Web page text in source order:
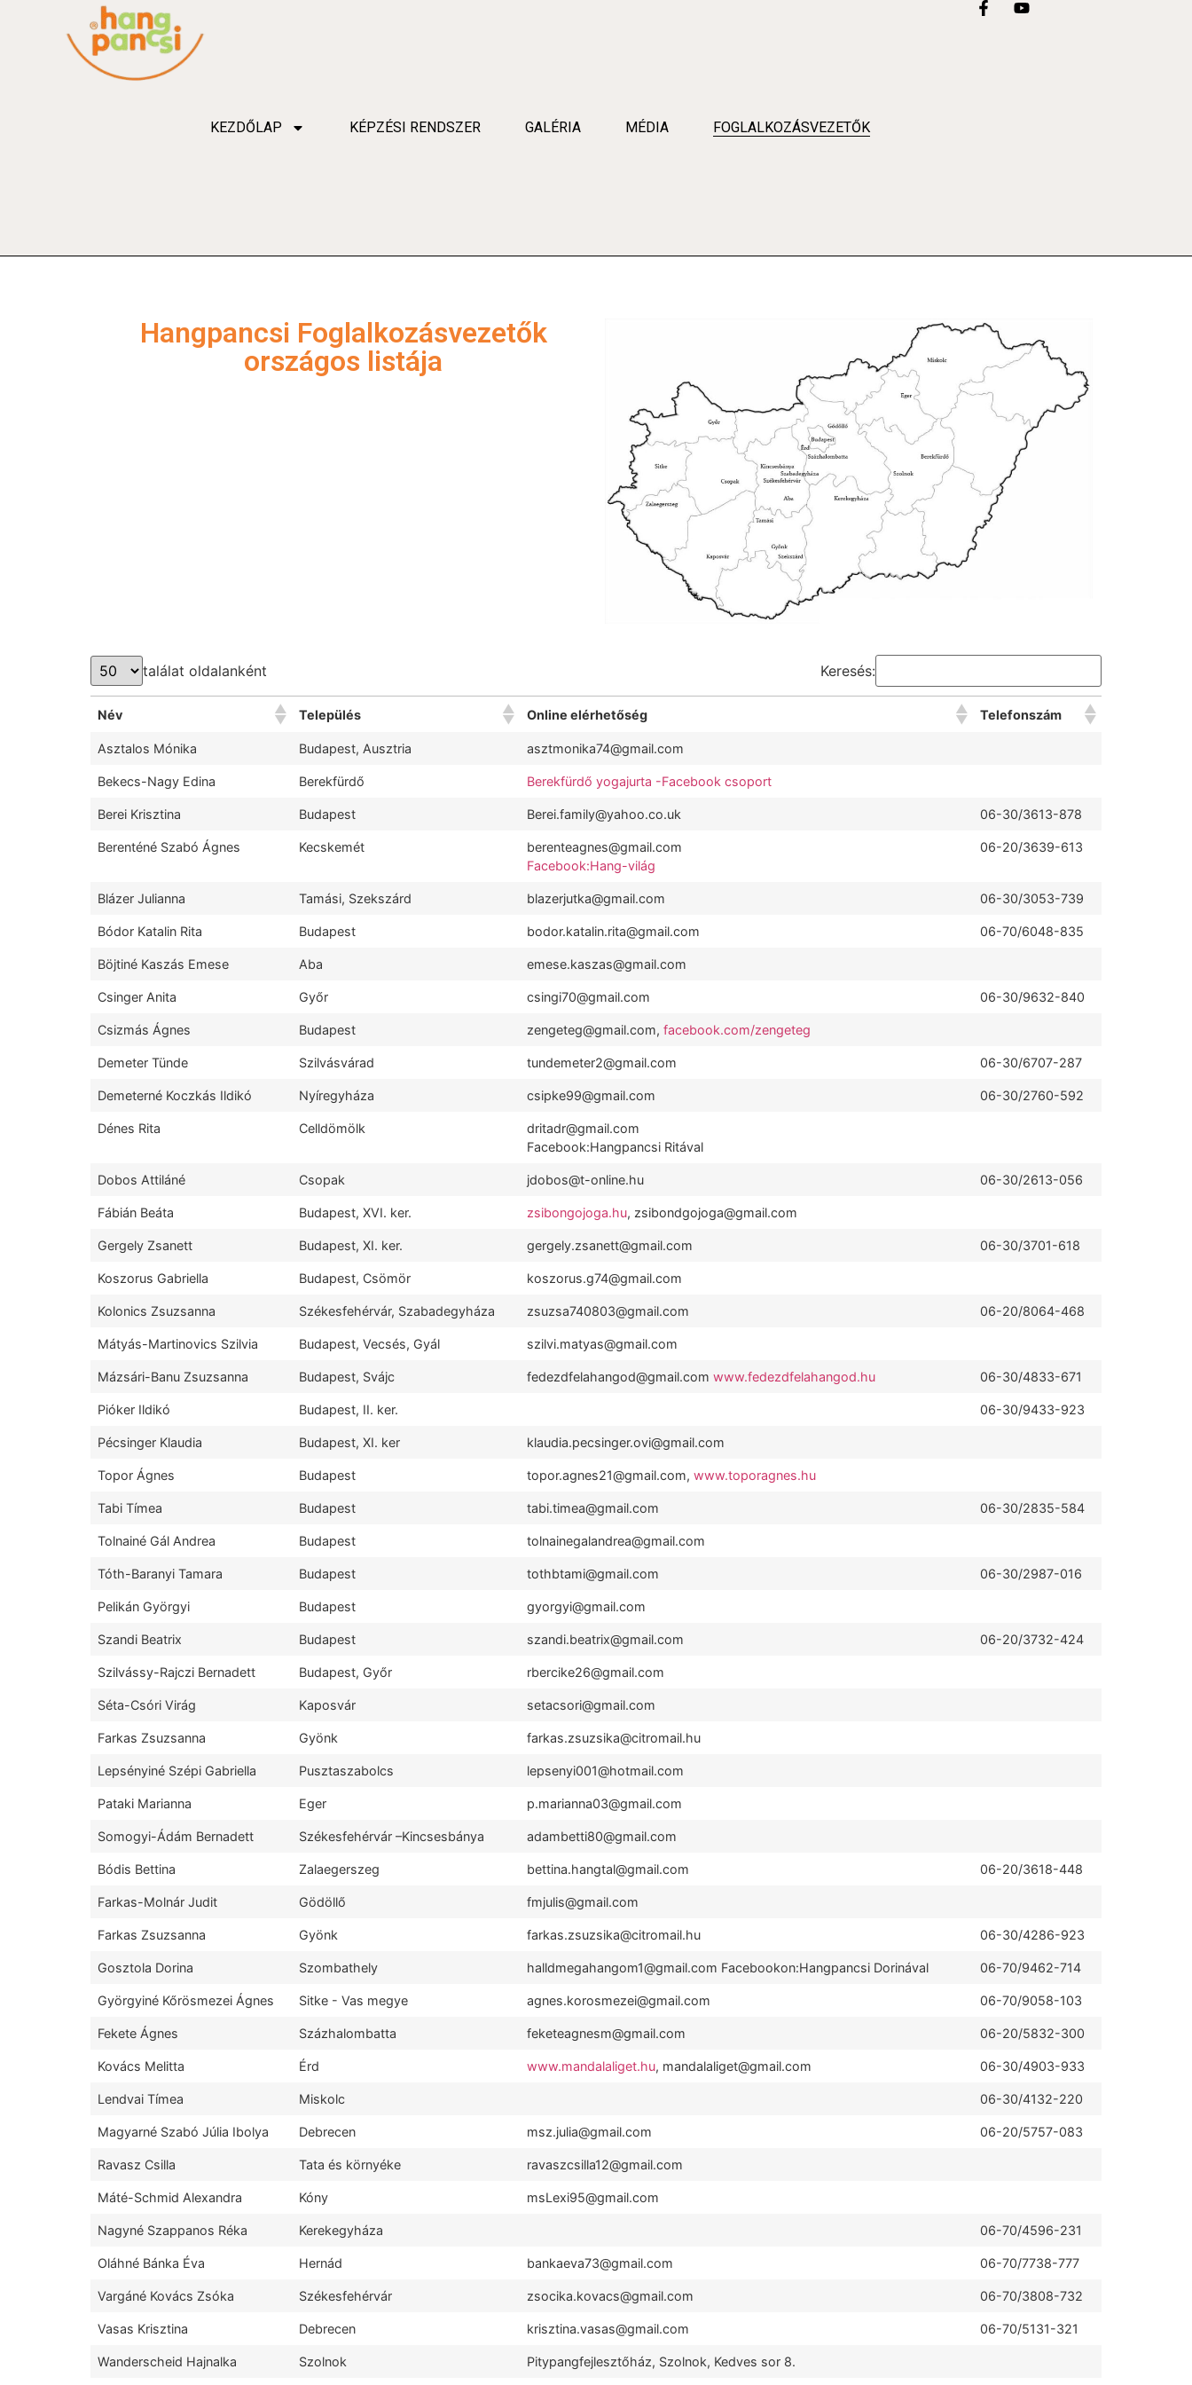
KEZDŐLAP KÉPZÉSI RENDSZER GALÉRIA MÉDIA FOGLALKOZÁSVEZETŐK
Hangpancsi Foglalkozásvezetők
országos listája
találat oldalanként Keresés:
Név Település Online elérhetőség Telefonszám
Asztalos Mónika Budapest, Ausztria asztmonika74@gmail.com
Bekecs-Nagy Edina Berekfürdő Berekfürdő yogajurta -Facebook csoport
Berei Krisztina Budapest Berei.family@yahoo.co.uk 06-30/3613-878
Berenténé Szabó Ágnes Kecskemét
berenteagnes@gmail.com
Facebook:Hang-világ
06-20/3639-613
Blázer Julianna Tamási, Szekszárd blazerjutka@gmail.com 06-30/3053-739
Bódor Katalin Rita Budapest bodor.katalin.rita@gmail.com 06-70/6048-835
Böjtiné Kaszás Emese Aba emese.kaszas@gmail.com
Csinger Anita Győr csingi70@gmail.com 06-30/9632-840
Csizmás Ágnes Budapest zengeteg@gmail.com, facebook.com/zengeteg
Demeter Tünde Szilvásvárad tundemeter2@gmail.com 06-30/6707-287
Demeterné Koczkás Ildikó Nyíregyháza csipke99@gmail.com 06-30/2760-592
Dénes Rita Celldömölk
dritadr@gmail.com
Facebook:Hangpancsi Ritával
Dobos Attiláné Csopak jdobos@t-online.hu 06-30/2613-056
Fábián Beáta Budapest, XVI. ker. zsibongojoga.hu, zsibondgojoga@gmail.com
Gergely Zsanett Budapest, XI. ker. gergely.zsanett@gmail.com 06-30/3701-618
Koszorus Gabriella Budapest, Csömör koszorus.g74@gmail.com
Kolonics Zsuzsanna Székesfehérvár, Szabadegyháza zsuzsa740803@gmail.com 06-20/8064-468
Mátyás-Martinovics Szilvia Budapest, Vecsés, Gyál szilvi.matyas@gmail.com
Mázsári-Banu Zsuzsanna Budapest, Svájc fedezdfelahangod@gmail.com www.fedezdfelahangod.hu 06-30/4833-671
Pióker Ildikó Budapest, II. ker. 06-30/9433-923
Pécsinger Klaudia Budapest, XI. ker klaudia.pecsinger.ovi@gmail.com
Topor Ágnes Budapest topor.agnes21@gmail.com, www.toporagnes.hu
Tabi Tímea Budapest tabi.timea@gmail.com 06-30/2835-584
Tolnainé Gál Andrea Budapest tolnainegalandrea@gmail.com
Tóth-Baranyi Tamara Budapest tothbtami@gmail.com 06-30/2987-016
Pelikán Györgyi Budapest gyorgyi@gmail.com
Szandi Beatrix Budapest szandi.beatrix@gmail.com 06-20/3732-424
Szilvássy-Rajczi Bernadett Budapest, Győr rbercike26@gmail.com
Séta-Csóri Virág Kaposvár setacsori@gmail.com
Farkas Zsuzsanna Gyönk farkas.zsuzsika@citromail.hu
Lepsényiné Szépi Gabriella Pusztaszabolcs lepsenyi001@hotmail.com
Pataki Marianna Eger p.marianna03@gmail.com
Somogyi-Ádám Bernadett Székesfehérvár –Kincsesbánya adambetti80@gmail.com
Bódis Bettina Zalaegerszeg bettina.hangtal@gmail.com 06-20/3618-448
Farkas-Molnár Judit Gödöllő fmjulis@gmail.com
Farkas Zsuzsanna Gyönk farkas.zsuzsika@citromail.hu 06-30/4286-923
Gosztola Dorina Szombathely halldmegahangom1@gmail.com Facebookon:Hangpancsi Dorinával 06-70/9462-714
Györgyiné Kőrösmezei Ágnes Sitke - Vas megye agnes.korosmezei@gmail.com 06-70/9058-103
Fekete Ágnes Százhalombatta feketeagnesm@gmail.com 06-20/5832-300
Kovács Melitta Érd www.mandalaliget.hu, mandalaliget@gmail.com 06-30/4903-933
Lendvai Tímea Miskolc 06-30/4132-220
Magyarné Szabó Júlia Ibolya Debrecen msz.julia@gmail.com 06-20/5757-083
Ravasz Csilla Tata és környéke ravaszcsilla12@gmail.com
Máté-Schmid Alexandra Kóny msLexi95@gmail.com
Nagyné Szappanos Réka Kerekegyháza 06-70/4596-231
Oláhné Bánka Éva Hernád bankaeva73@gmail.com 06-70/7738-777
Vargáné Kovács Zsóka Székesfehérvár zsocika.kovacs@gmail.com 06-70/3808-732
Vasas Krisztina Debrecen krisztina.vasas@gmail.com 06-70/5131-321
Wanderscheid Hajnalka Szolnok Pitypangfejlesztőház, Szolnok, Kedves sor 8.